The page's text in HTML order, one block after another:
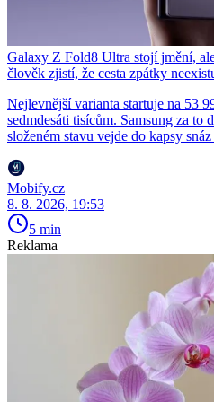
Galaxy Z Fold8 Ultra stojí jmění,
člověk zjistí, že cesta zpátky
Nejlevnější varianta startuje na 53
sedmdesáti tisícům. Samsung za to
složeném stavu vejde do kapsy
Mobify.cz
8. 8. 2026, 19:53
5 min
Reklama